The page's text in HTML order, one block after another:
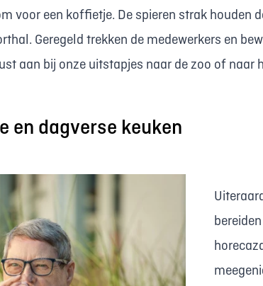
voor een koffietje. De spieren strak houden
Geregeld trekken de medewerkers en
aan bij onze uitstapjes naar de zoo of naar
en dagverse keuken